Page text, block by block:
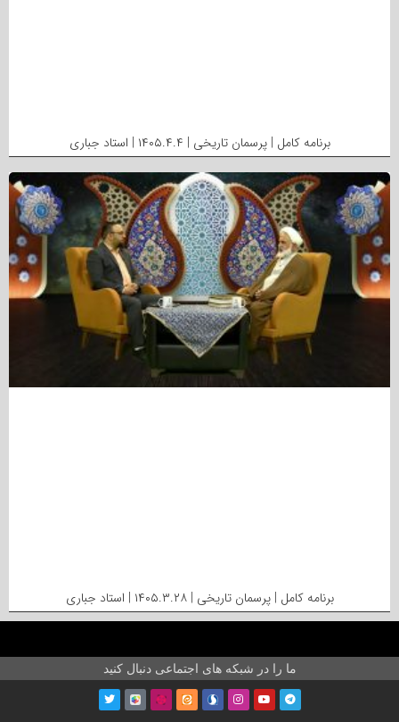
برنامه کامل | پرسمان تاریخی | ۱۴۰۵.۴.۴ | استاد جباری
برنامه کامل | پرسمان تاریخی | ۱۴۰۵.۳.۲۸ | استاد جباری
ما را در شبکه های اجتماعی دنبال کنید